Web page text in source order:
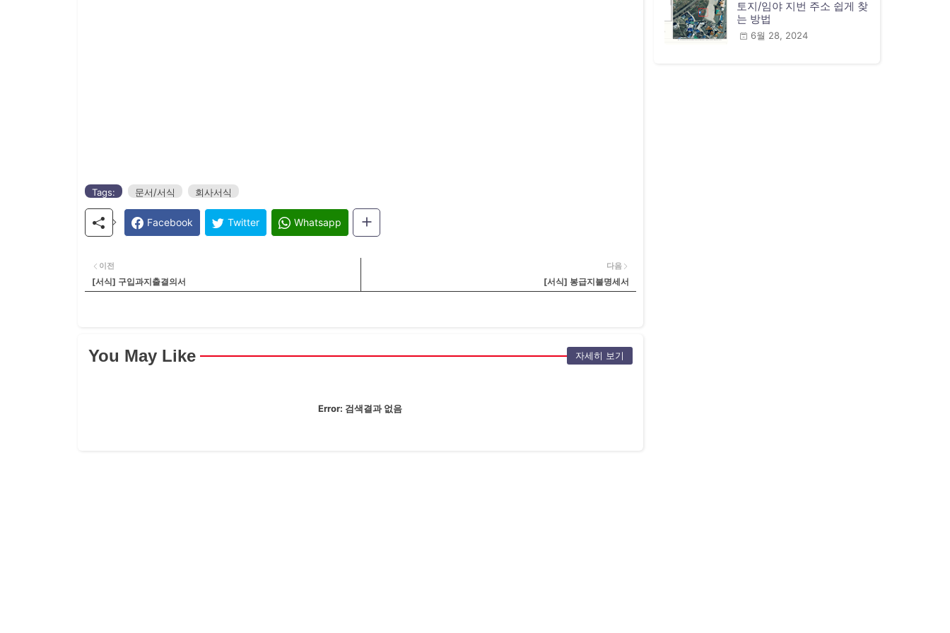
Tags: 문서/서식 회사서식
Facebook Twitter Whatsapp
다음
[서식] 봉급지불명세서
이전
[서식] 구입과지출결의서
You May Like 자세히 보기
Error: 검색결과 없음
토지/임야 지번 주소 쉽게 찾
는 방법
6월 28, 2024